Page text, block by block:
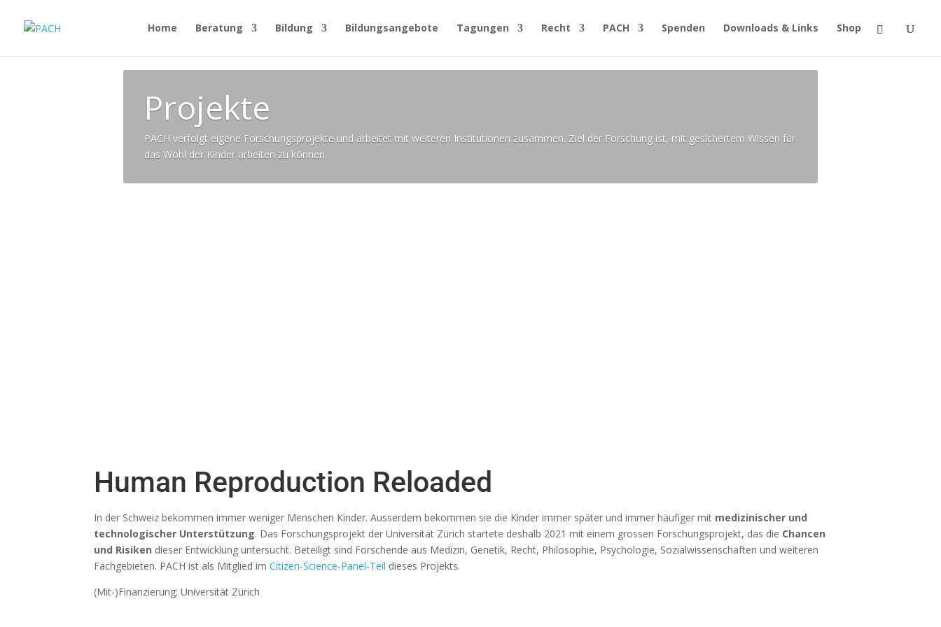
Home Beratung Bildung Bildungsangebote Tagungen Recht PACH Spenden Downloads & Links Shop
Projekte
PACH verfolgt eigene Forschungsprojekte und arbeitet mit weiteren Institutionen zusammen. Ziel der Forschung ist, mit gesichertem Wissen für
das Wohl der Kinder arbeiten zu können.
Human Reproduction Reloaded
In der Schweiz bekommen immer weniger Menschen Kinder. Ausserdem bekommen sie die Kinder immer später und immer häufiger mit medizinischer und
technologischer Unterstützung. Das Forschungsprojekt der Universität Zürich startete deshalb 2021 mit einem grossen Forschungsprojekt, das die Chancen
und Risiken dieser Entwicklung untersucht. Beteiligt sind Forschende aus Medizin, Genetik, Recht, Philosophie, Psychologie, Sozialwissenschaften und weiteren
Fachgebieten. PACH ist als Mitglied imCitizen-Science-Panel-Teil dieses Projekts.
(Mit-)Finanzierung: Universität Zürich